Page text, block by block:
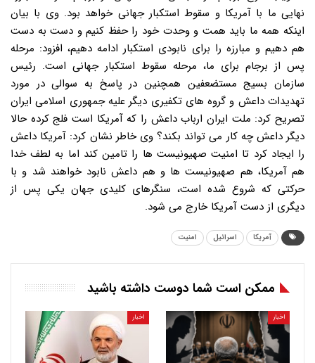
نهایی ما با آمریکا و سقوط استکبار جهانی خواهد بود. وی با بیان
اینکه همه ما باید همت و وحدت خود را حفظ کنیم و دست به دست
هم دهیم و مبارزه را برای نابودی استکبار ادامه دهیم، افزود: مرحله
پس از برجام برای ما، مرحله سقوط استکبار جهانی است. رئیس
سازمان بسیج مستضعفین همچنین در پاسخ به سوالی در مورد
تهدیدات داعش و گروه های تکفیری دیگر علیه جمهوری اسلامی ایران
تصریح کرد: ملت ایران ارباب داعش را که آمریکا است فلج کرده حالا
دیگر داعش چه کار می تواند بکند؟ وی خاطر نشان کرد: آمریکا داعش
را ایجاد کرد تا امنیت صهیونیست ها را تامین کند اما به لطف خدا
هم آمریکا، هم صهیونیست ها و هم داعش نابود خواهند شد و با
حرکتی که شروع شده است، سنگرهای کلیدی جهان یکی پس از
دیگری از دست آمریکا خارج می شود.
آمریکا اسرائیل امنیت
ممکن است شما دوست داشته باشید
اخبار اخبار